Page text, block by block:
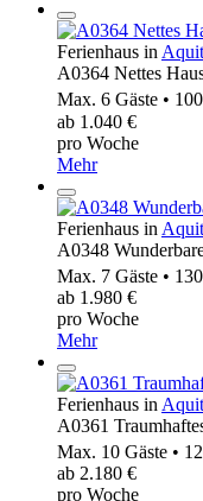
Ferienhaus in
A0364 Nettes
Max. 6 Gäste •
ab 1.040 €
pro Woche
Mehr
Ferienhaus in
A0348
Max. 7 Gäste •
ab 1.980 €
pro Woche
Mehr
Ferienhaus in
A0361
Max. 10 Gäste •
ab 2.180 €
pro Woche